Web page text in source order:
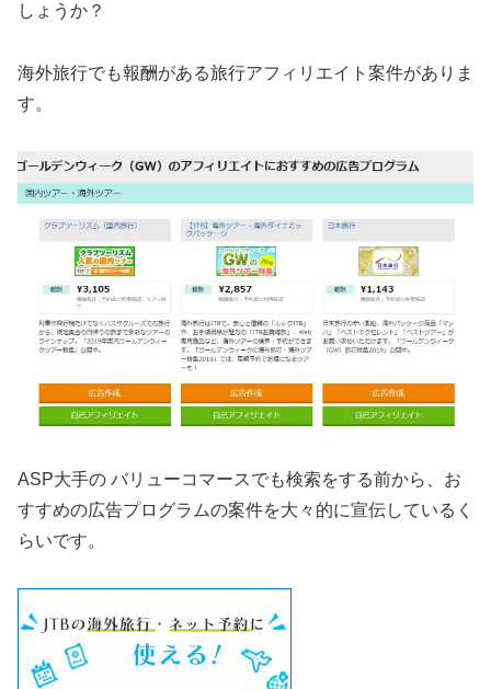
しょうか？
海外旅行でも報酬がある旅行アフィリエイト案件がありま
す。
ASP大手の バリューコマースでも検索をする前から、お
すすめの広告プログラムの案件を大々的に宣伝しているく
らいです。